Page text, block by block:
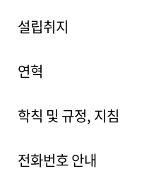
설립취지
연혁
학칙 및 규정, 지침
전화번호 안내